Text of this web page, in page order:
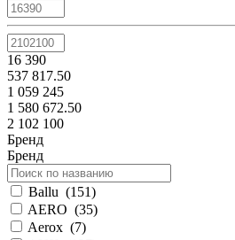
16 390
537 817.50
1 059 245
1 580 672.50
2 102 100
Бренд
Бренд
Ballu (151)
AERO (35)
Aerox (7)